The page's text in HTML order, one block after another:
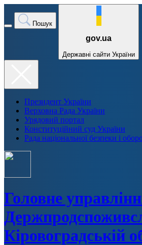
Пошук
gov.ua
Державні сайти України
Президент України
Верховна Рада України
Урядовий портал
Конституційний суд України
Рада національної безпеки і
Головне
Кіровоградській